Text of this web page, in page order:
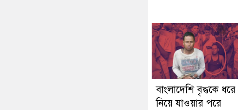
বাংলাদেশি বৃদ্ধকে ধরে
নিয়ে যাওয়ার পরে